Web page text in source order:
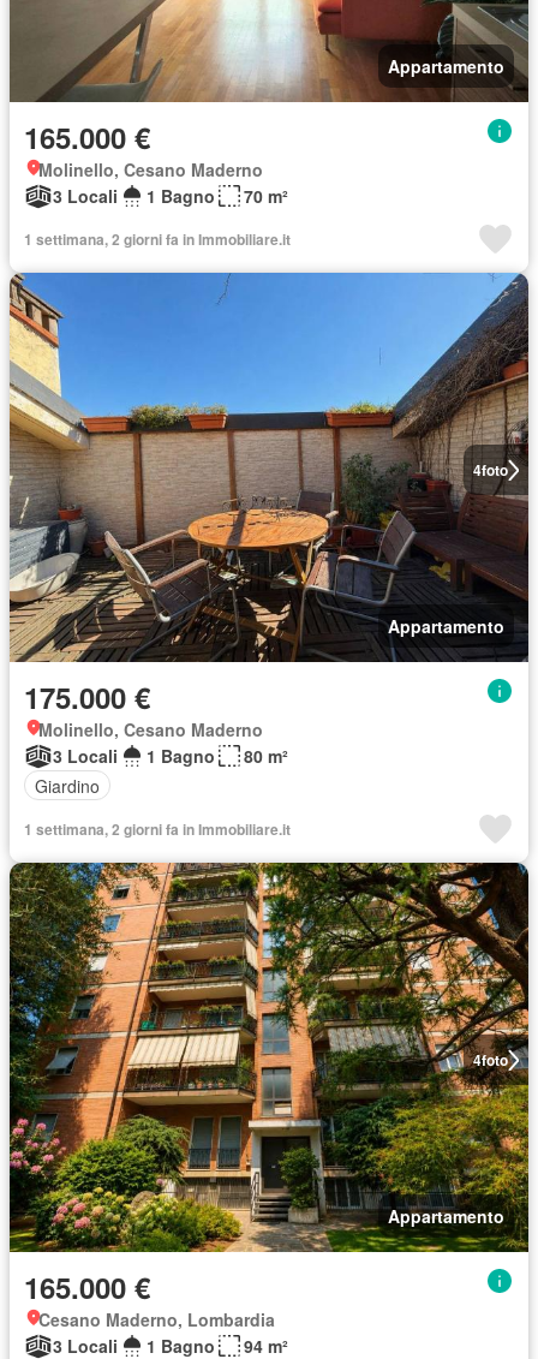
Appartamento
165.000 €
Molinello, Cesano Maderno
3 Locali
1 Bagno 70 m²
1 settimana, 2 giorni fa in Immobiliare.it
4foto
Appartamento
175.000 €
Molinello, Cesano Maderno
3 Locali
1 Bagno
80 m²
Giardino
1 settimana, 2 giorni fa in Immobiliare.it
4foto
Appartamento
165.000 €
Cesano Maderno, Lombardia
3 Locali
1 Bagno 94 m²